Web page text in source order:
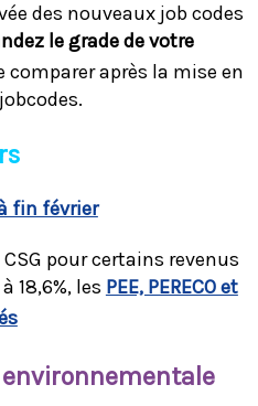
des nouveaux job codes
le grade de votre
comparer après la mise en
fin février
pour certains revenus
18,6%, les PEE, PERECO et